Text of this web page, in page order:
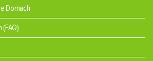
Dornach